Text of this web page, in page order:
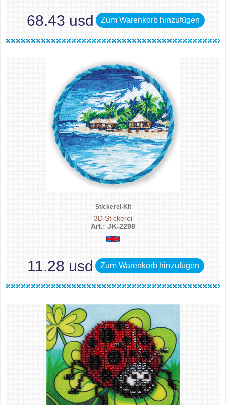
68.43 usd Zum Warenkorb hinzufügen
Stickerei-Kit
3D Stickerei
Art.: JK-2298
11.28 usd Zum Warenkorb hinzufügen